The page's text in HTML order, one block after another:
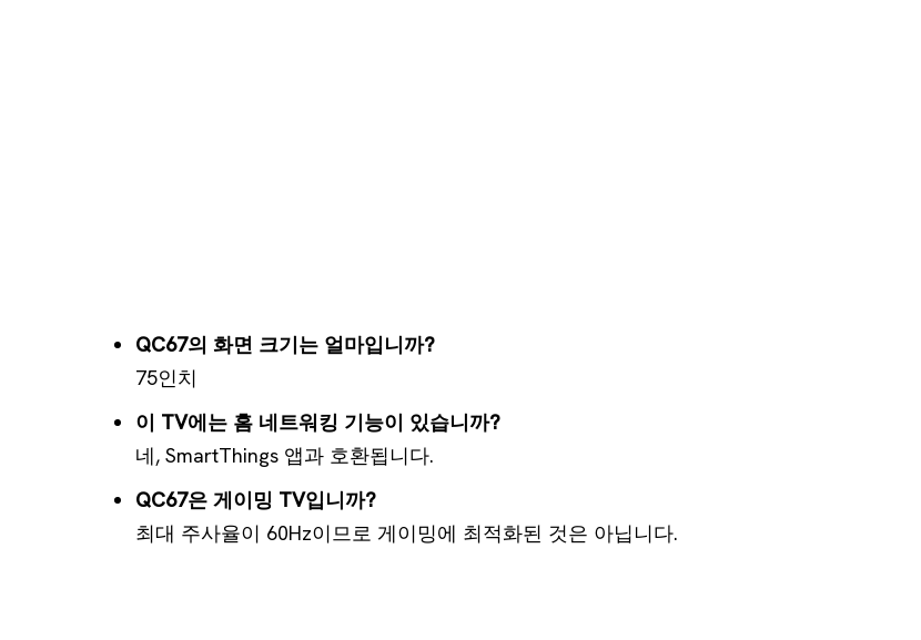
QC67의 화면 크기는 얼마입니까?
75인치
이 TV에는 홈 네트워킹 기능이 있습니까?
네, SmartThings 앱과 호환됩니다.
QC67은 게이밍 TV입니까?
최대 주사율이 60Hz이므로 게이밍에 최적화된 것은 아닙니다.